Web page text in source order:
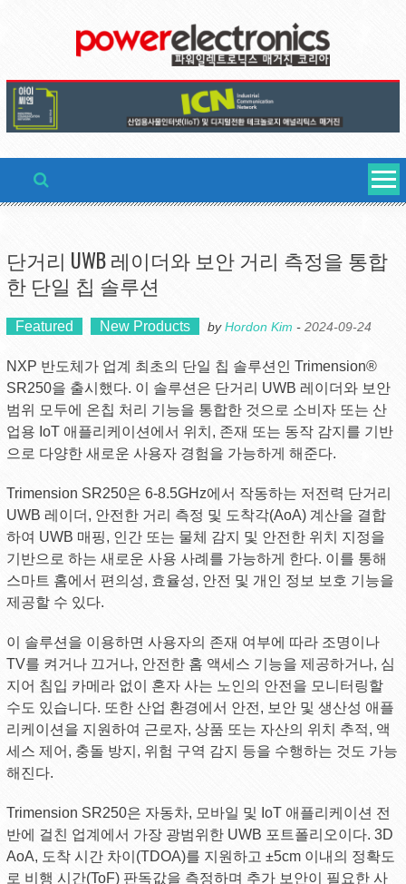
단거리 UWB 레이더와 보안 거리 측정을 통합
한 단일 칩 솔루션
Featured New Products byHordon Kim - 2024-09-24
NXP 반도체가 업계 최초의 단일 칩 솔루션인 Trimension®
SR250을 출시했다. 이 솔루션은 단거리 UWB 레이더와 보안
범위 모두에 온칩 처리 기능을 통합한 것으로 소비자 또는 산
업용 IoT 애플리케이션에서 위치, 존재 또는 동작 감지를 기반
으로 다양한 새로운 사용자 경험을 가능하게 해준다.
Trimension SR250은 6-8.5GHz에서 작동하는 저전력 단거리
UWB 레이더, 안전한 거리 측정 및 도착각(AoA) 계산을 결합
하여 UWB 매핑, 인간 또는 물체 감지 및 안전한 위치 지정을
기반으로 하는 새로운 사용 사례를 가능하게 한다. 이를 통해
스마트 홈에서 편의성, 효율성, 안전 및 개인 정보 보호 기능을
제공할 수 있다.
이 솔루션을 이용하면 사용자의 존재 여부에 따라 조명이나
TV를 켜거나 끄거나, 안전한 홈 액세스 기능을 제공하거나, 심
지어 침입 카메라 없이 혼자 사는 노인의 안전을 모니터링할
수도 있습니다. 또한 산업 환경에서 안전, 보안 및 생산성 애플
리케이션을 지원하여 근로자, 상품 또는 자산의 위치 추적, 액
세스 제어, 충돌 방지, 위험 구역 감지 등을 수행하는 것도 가능
해진다.
Trimension SR250은 자동차, 모바일 및 IoT 애플리케이션 전
반에 걸친 업계에서 가장 광범위한 UWB 포트폴리오이다. 3D
AoA, 도착 시간 차이(TDOA)를 지원하고 ±5cm 이내의 정확도
로 비행 시간(ToF) 판독값을 측정하며 추가 보안이 필요한 사